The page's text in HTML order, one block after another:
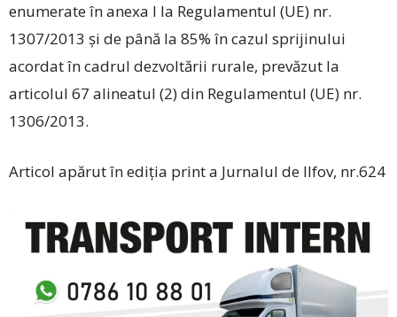
enumerate în anexa I la Regulamentul (UE) nr.
1307/2013 şi de până la 85% în cazul sprijinului
acordat în cadrul dezvoltării rurale, prevăzut la
articolul 67 alineatul (2) din Regulamentul (UE) nr.
1306/2013.
Articol apărut în ediția print a Jurnalul de Ilfov, nr.624